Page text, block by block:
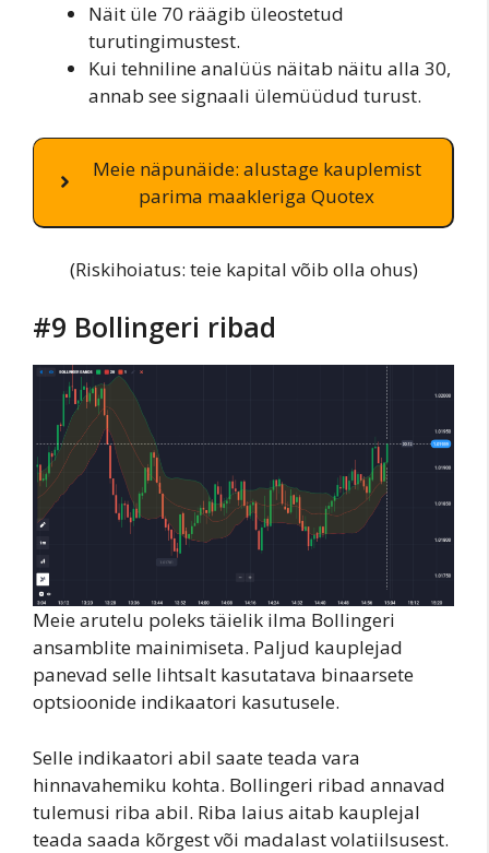
Näit üle 70 räägib üleostetud
turutingimustest.
Kui tehniline analüüs näitab näitu alla 30,
annab see signaali ülemüüdud turust.
Meie näpunäide: alustage kauplemist
parima maakleriga Quotex
(Riskihoiatus: teie kapital võib olla ohus)
#9 Bollingeri ribad
Meie arutelu poleks täielik ilma Bollingeri
ansamblite mainimiseta. Paljud kauplejad
panevad selle lihtsalt kasutatava binaarsete
optsioonide indikaatori kasutusele.
Selle indikaatori abil saate teada vara
hinnavahemiku kohta. Bollingeri ribad annavad
tulemusi riba abil. Riba laius aitab kauplejal
teada saada kõrgest või madalast volatiilsusest.